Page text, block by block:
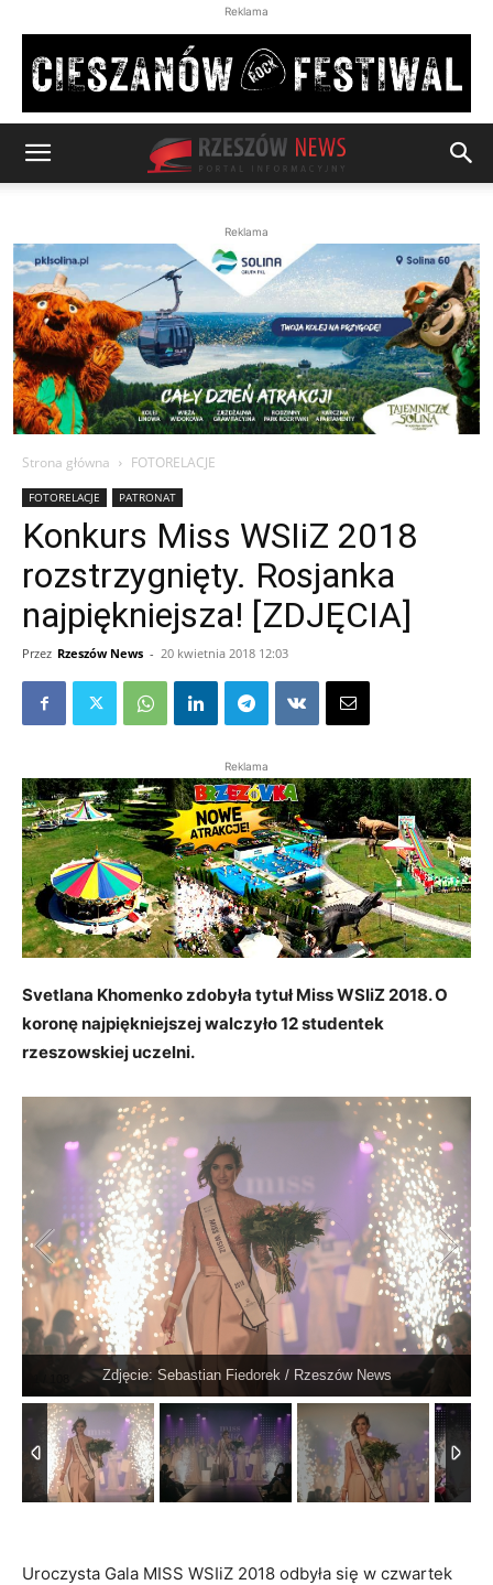
Reklama
Reklama
Strona główna FOTORELACJE
FOTORELACJE PATRONAT
Konkurs Miss WSIiZ 2018
rozstrzygnięty. Rosjanka
najpiękniejsza! [ZDJĘCIA]
Przez Rzeszów News - 20 kwietnia 2018 12:03
Reklama
Svetlana Khomenko zdobyła tytuł Miss WSIiZ 2018. O
koronę najpiękniejszej walczyło 12 studentek
rzeszowskiej uczelni.
Zdjęcie: Sebastian Fiedorek / Rzeszów News
Uroczysta Gala MISS WSIiZ 2018 odbyła się w czwartek